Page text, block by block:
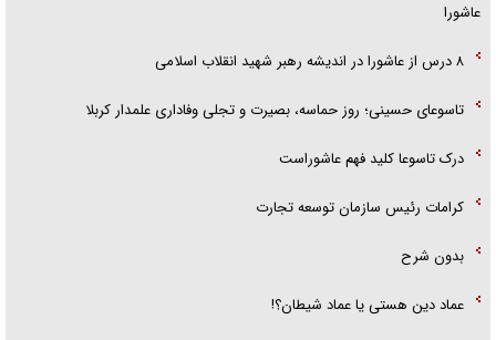
عاشورا
۸ درس از عاشورا در اندیشه رهبر شهید انقلاب اسلامی
تاسوعای حسینی؛ روز حماسه، بصیرت و تجلی وفاداری علمدار کربلا
درک تاسوعا کلید فهم عاشوراست
کرامات رئیس سازمان توسعه تجارت
بدون شرح
عماد دین هستی یا عماد شیطان؟!